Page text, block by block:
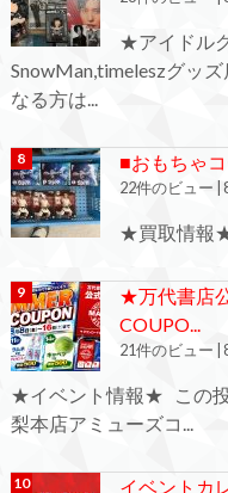
★アイドル
SnowMan,timeleszグッ
なる方は...
■おもちゃ
22件のビュー
★買取情報
★万代書店
COUPO...
21件のビュー
★イベント情報★ この
梨本店アミューズコ...
イベントカ